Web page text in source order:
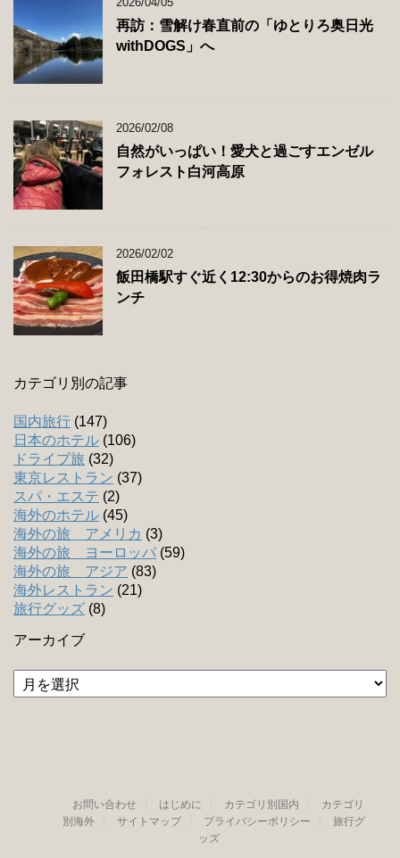
再訪：雪解け春直前の「ゆとりろ奥日光
withDOGS」へ
2026/02/08
自然がいっぱい！愛犬と過ごすエンゼル
フォレスト白河高原
2026/02/02
飯田橋駅すぐ近く12:30からのお得焼肉ラ
ンチ
カテゴリ別の記事
国内旅行 (147)
日本のホテル (106)
ドライブ旅 (32)
東京レストラン (37)
スパ・エステ (2)
海外のホテル (45)
海外の旅 アメリカ (3)
海外の旅 ヨーロッパ (59)
海外の旅 アジア (83)
海外レストラン (21)
旅行グッズ (8)
アーカイブ
ア
ー
お問い合わせ はじめに カテゴリ別国内
カテゴリ
別海外
サイトマップ プライバシーポリシー
旅行グ
ッズ